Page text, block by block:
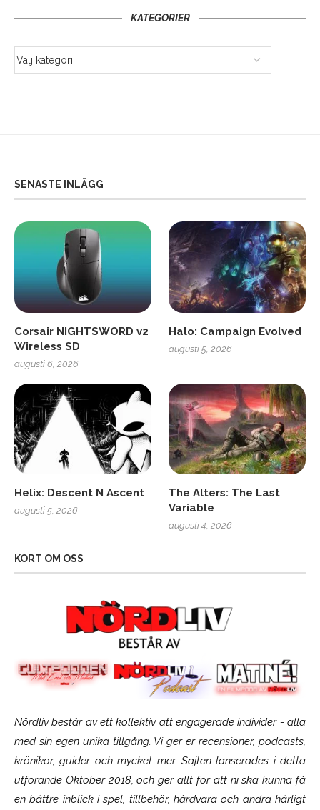
KATEGORIER
SENASTE INLÄGG
Corsair NIGHTSWORD v2
Wireless SD
augusti 6, 2026
Halo: Campaign Evolved
augusti 5, 2026
Helix: Descent N Ascent
augusti 5, 2026
The Alters: The Last
Variable
augusti 4, 2026
KORT OM OSS
Nördliv består av ett kollektiv att engagerade individer - alla
med sin egen unika tillgång. Vi ger er recensioner, podcasts,
krönikor, guider och mycket mer. Sajten lanserades i detta
utförande Oktober 2018, och ger allt för att ni ska kunna få
en bättre inblick i spel, tillbehör, hårdvara och andra härligt